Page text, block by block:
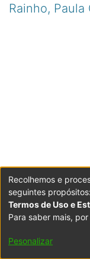
Rainho,
Powered by
Configurações
Recolhemos e
seguintes propósitos:
Termos de Uso e
Para saber mais,
Pesonalizar